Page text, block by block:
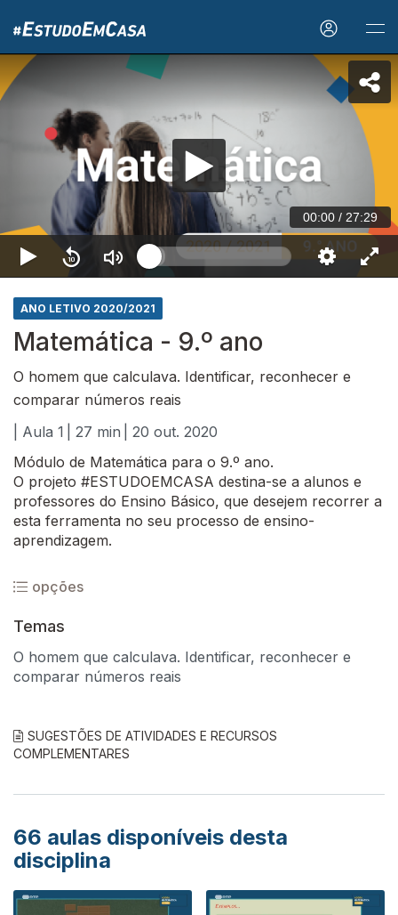
00:00 / 27:29
ANO LETIVO 2020/2021
Matemática - 9.º ano
O homem que calculava. Identificar, reconhecer e
comparar números reais
| Aula 1
| 27 min
| 20 out. 2020
Módulo de Matemática para o 9.º ano.
O projeto #ESTUDOEMCASA destina-se a alunos e
professores do Ensino Básico, que desejem recorrer a
esta ferramenta no seu processo de ensino-
aprendizagem.
opções
Temas
O homem que calculava. Identificar, reconhecer e
comparar números reais
SUGESTÕES DE ATIVIDADES E RECURSOS
COMPLEMENTARES
66 aulas disponíveis desta
disciplina